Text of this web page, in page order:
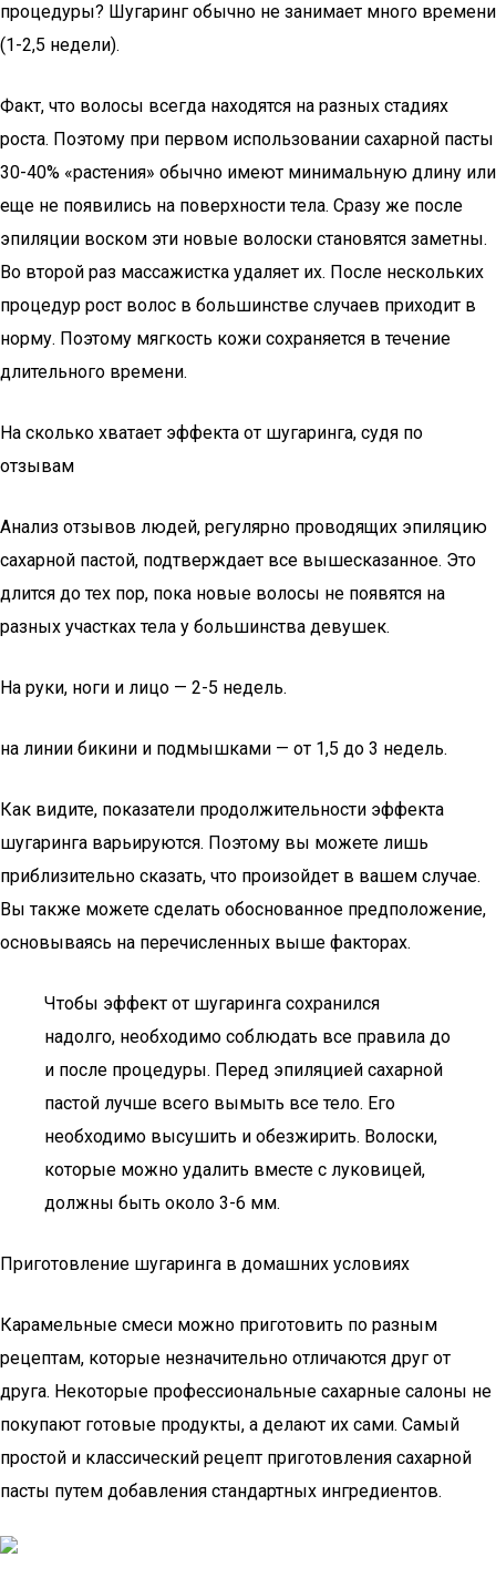
процедуры? Шугаринг обычно не занимает много времени
(1-2,5 недели).
Факт, что волосы всегда находятся на разных стадиях
роста. Поэтому при первом использовании сахарной пасты
30-40% «растения» обычно имеют минимальную длину или
еще не появились на поверхности тела. Сразу же после
эпиляции воском эти новые волоски становятся заметны.
Во второй раз массажистка удаляет их. После нескольких
процедур рост волос в большинстве случаев приходит в
норму. Поэтому мягкость кожи сохраняется в течение
длительного времени.
На сколько хватает эффекта от шугаринга, судя по
отзывам
Анализ отзывов людей, регулярно проводящих эпиляцию
сахарной пастой, подтверждает все вышесказанное. Это
длится до тех пор, пока новые волосы не появятся на
разных участках тела у большинства девушек.
На руки, ноги и лицо — 2-5 недель.
на линии бикини и подмышками — от 1,5 до 3 недель.
Как видите, показатели продолжительности эффекта
шугаринга варьируются. Поэтому вы можете лишь
приблизительно сказать, что произойдет в вашем случае.
Вы также можете сделать обоснованное предположение,
основываясь на перечисленных выше факторах.
Чтобы эффект от шугаринга сохранился
надолго, необходимо соблюдать все правила до
и после процедуры. Перед эпиляцией сахарной
пастой лучше всего вымыть все тело. Его
необходимо высушить и обезжирить. Волоски,
которые можно удалить вместе с луковицей,
должны быть около 3-6 мм.
Приготовление шугаринга в домашних условиях
Карамельные смеси можно приготовить по разным
рецептам, которые незначительно отличаются друг от
друга. Некоторые профессиональные сахарные салоны не
покупают готовые продукты, а делают их сами. Самый
простой и классический рецепт приготовления сахарной
пасты путем добавления стандартных ингредиентов.